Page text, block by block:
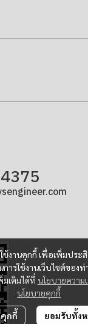
ช้งานคุกกี้ เพื่อเพิ่มประ
ารใช้งานเว็บไซต์ของท่
มเติมได้ที่ นโยบายความ
นโยบายคุกกี้
กกี้ ยอมรับทั้ง